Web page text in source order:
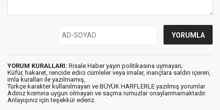
YORUM KURALLARI: Risale Haber yayın politikasına uymayan;
Küfür, hakaret, rencide edici cümleler veya imalar, inançlara saldırı içeren,
imla kuralları ile yazılmamış,
Türkçe karakter kullanılmayan ve BÜYÜK HARFLERLE yazılmış yorumlar
Adınız kısmına uygun olmayan ve saçma rumuzlar onaylanmamaktadır.
Anlayışınız için teşekkür ederiz.